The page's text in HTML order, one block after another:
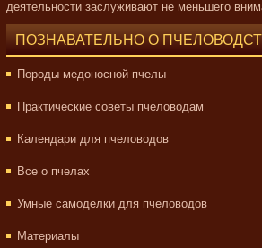
деятельности заслуживают не меньшего
ПОЗНАВАТЕЛЬНО О
Породы медоносной пчелы
Практические советы пчеловодам
Календари для пчеловодов
Все о пчелах
Умные самоделки для пчеловодов
Материалы